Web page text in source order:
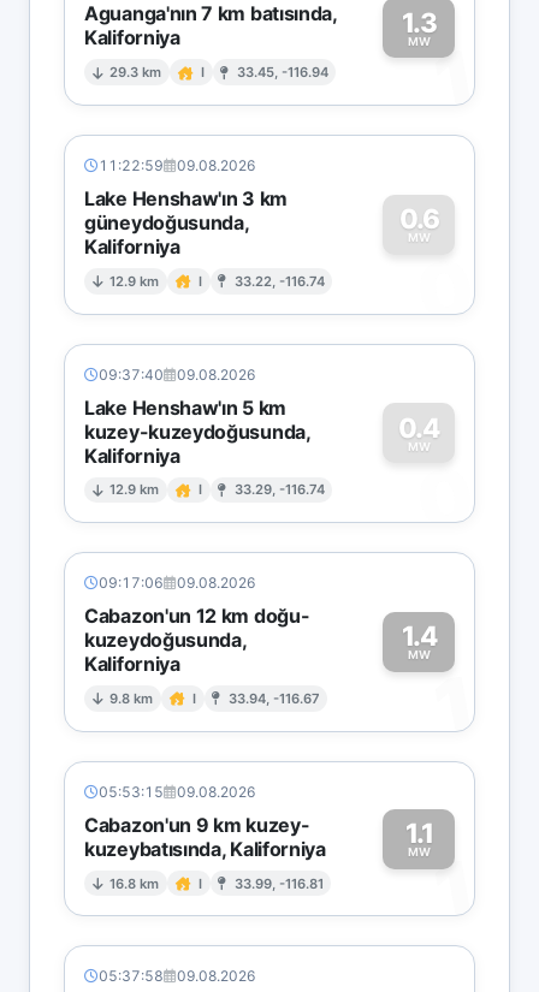
Aguanga'nın 7 km batısında,
Kaliforniya
29.3 km I 33.45, -116.94
1.3
MW1
11:22:59 09.08.2026
Lake Henshaw'ın 3 km
güneydoğusunda,
Kaliforniya
12.9 km I 33.22, -116.74
0.6
MW
0
09:37:40 09.08.2026
Lake Henshaw'ın 5 km
kuzey-kuzeydoğusunda,
Kaliforniya
12.9 km I 33.29, -116.74
0.4
MW
0
09:17:06 09.08.2026
Cabazon'un 12 km doğu-
kuzeydoğusunda,
Kaliforniya
9.8 km I 33.94, -116.67
1.4
MW
1
05:53:15 09.08.2026
Cabazon'un 9 km kuzey-
kuzeybatısında, Kaliforniya
16.8 km I 33.99, -116.81
1.1
MW1
05:37:58 09.08.2026